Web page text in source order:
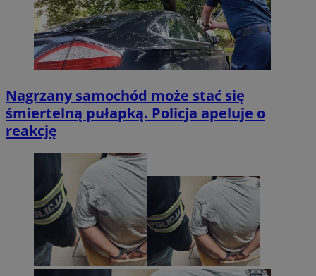
Nagrzany samochód może stać się
śmiertelną pułapką. Policja apeluje o
reakcję